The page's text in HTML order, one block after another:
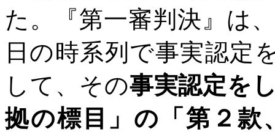
た。『第一審判決』は
日の時系列で事実認定
して、その事実認定を
拠の標目」の「第２款